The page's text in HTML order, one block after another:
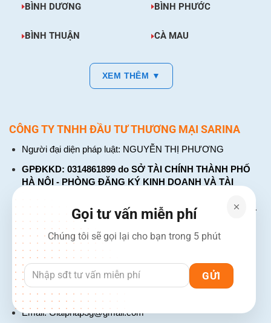
BÌNH DƯƠNG BÌNH PHƯỚC
BÌNH THUẬN CÀ MAU
XEM THÊM ▼
CÔNG TY TNHH ĐẦU TƯ THƯƠNG MẠI SARINA
Người đại diện pháp luật: NGUYỄN THỊ PHƯƠNG
GPĐKKD: 0314861899 do SỞ TÀI CHÍNH THÀNH PHỐ
HÀ NỘI - PHÒNG ĐĂNG KÝ KINH DOANH VÀ TÀI
CHÍNH DOANH NGHIỆP cấp. Đăng ký lần đầu: ngày 26
tháng 01 năm 2018. Đăng ký thay đổi lần thứ: 4, ngày 31
tháng 03 năm 2026
226 Đường Láng, Đống Đa, Hà Nội
137 Đường Hòa Hưng, Phường 12, Quận 10, TP. Hồ Chí
Minh
Hotline: 1900 2106 - 0386 001 001
Email:Giaiphap3g@gmail.com
Gọi tư vấn miễn phí
Chúng tôi sẽ gọi lại cho bạn trong 5 phút